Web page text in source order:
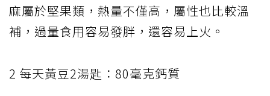
麻屬於堅果類，熱量不僅高，屬性也比較溫
補，過量食用容易發胖，還容易上火。
2 每天黃豆2湯匙：80毫克鈣質